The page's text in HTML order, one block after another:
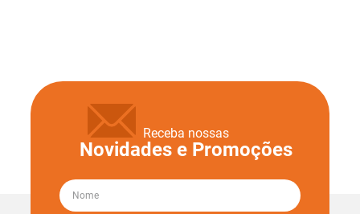
Receba nossas
Novidades e Promoções